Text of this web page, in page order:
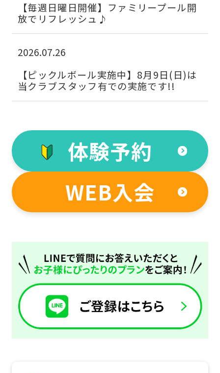
【毎週日曜日開催】ファミリープール開
放でリフレッシュ♪
2026.07.26
【ピックルボール実施中】8月9日(日)は
当クラブスタッフ有での実施です!!
体験予約
WEB入会
For
foreigners
Central
Sports
official
is
automatically
translated
into
English.
the